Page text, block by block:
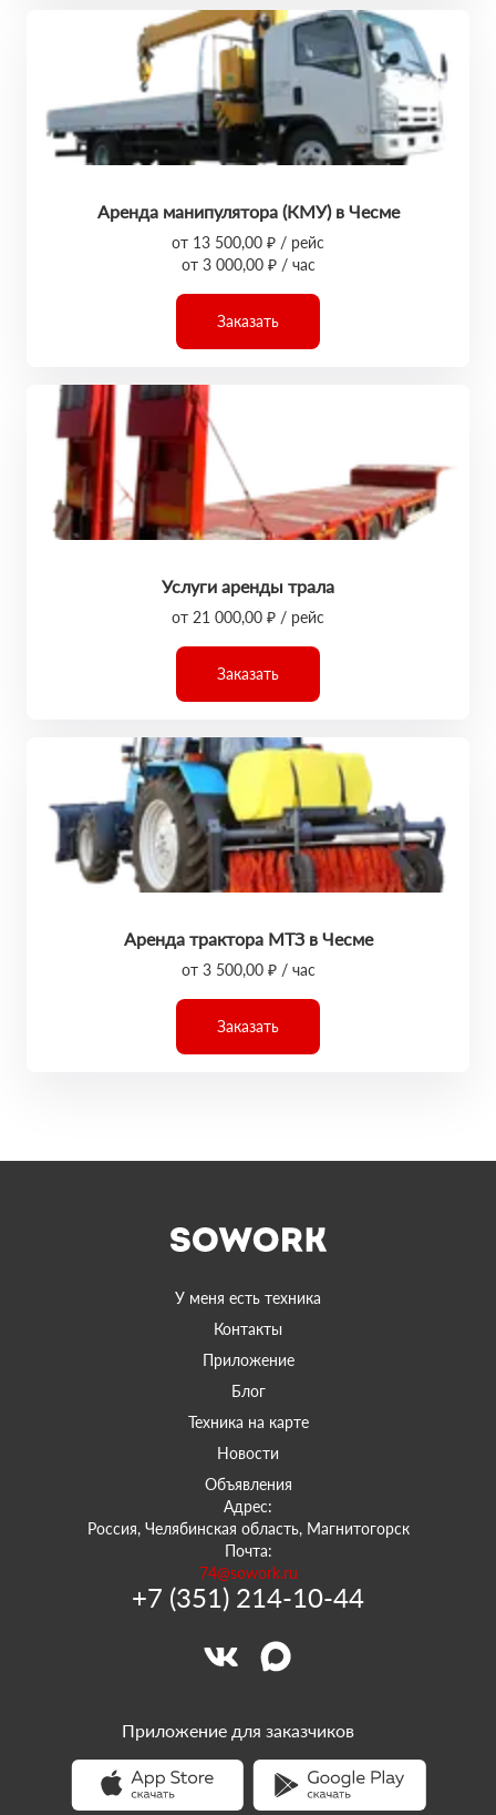
Аренда манипулятора (КМУ) в Чесме
от 13 500,00 ₽ / рейс
от 3 000,00 ₽ / час
Заказать
Услуги аренды трала
от 21 000,00 ₽ / рейс
Заказать
Аренда трактора МТЗ в Чесме
от 3 500,00 ₽ / час
Заказать
У меня есть техника
Контакты
Приложение
Блог
Техника на карте
Новости
Объявления
Адрес:
Россия, Челябинская область, Магнитогорск
Почта:
74@sowork.ru
+7 (351) 214-10-44
Приложение для заказчиков